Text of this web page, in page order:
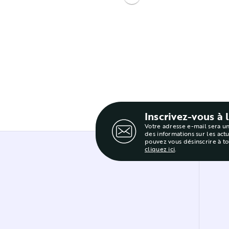
Inscrivez-vous
Votre adresse e-mail sera
des informations sur les
pouvez vous désinscrire à
cliquez ici